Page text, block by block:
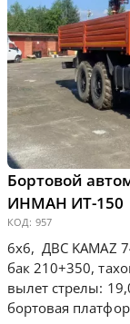
Бортовой
ИНМАН ИТ-150
КОД: 957
6х6, ДВС KAMAZ
бак 210+350,
вылет стрелы:
бортовая